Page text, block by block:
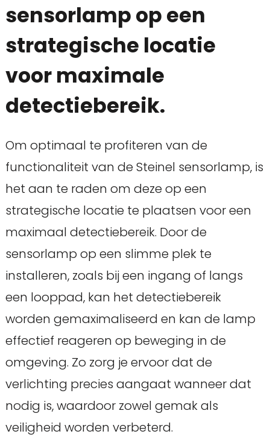
sensorlamp op een
strategische locatie
voor maximale
detectiebereik.
Om optimaal te profiteren van de
functionaliteit van de Steinel sensorlamp, is
het aan te raden om deze op een
strategische locatie te plaatsen voor een
maximaal detectiebereik. Door de
sensorlamp op een slimme plek te
installeren, zoals bij een ingang of langs
een looppad, kan het detectiebereik
worden gemaximaliseerd en kan de lamp
effectief reageren op beweging in de
omgeving. Zo zorg je ervoor dat de
verlichting precies aangaat wanneer dat
nodig is, waardoor zowel gemak als
veiligheid worden verbeterd.